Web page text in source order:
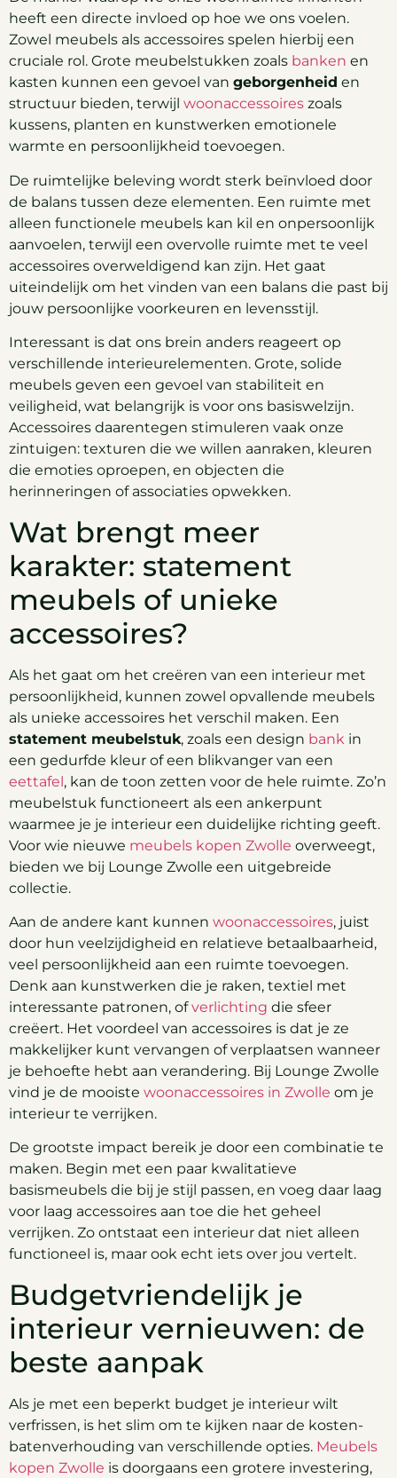
heeft een directe invloed op hoe we ons voelen.
Zowel meubels als accessoires spelen hierbij een
cruciale rol. Grote meubelstukken zoals banken en
kasten kunnen een gevoel van geborgenheid en
structuur bieden, terwijl woonaccessoires zoals
kussens, planten en kunstwerken emotionele
warmte en persoonlijkheid toevoegen.
De ruimtelijke beleving wordt sterk beïnvloed door
de balans tussen deze elementen. Een ruimte met
alleen functionele meubels kan kil en onpersoonlijk
aanvoelen, terwijl een overvolle ruimte met te veel
accessoires overweldigend kan zijn. Het gaat
uiteindelijk om het vinden van een balans die past bij
jouw persoonlijke voorkeuren en levensstijl.
Interessant is dat ons brein anders reageert op
verschillende interieurelementen. Grote, solide
meubels geven een gevoel van stabiliteit en
veiligheid, wat belangrijk is voor ons basiswelzijn.
Accessoires daarentegen stimuleren vaak onze
zintuigen: texturen die we willen aanraken, kleuren
die emoties oproepen, en objecten die
herinneringen of associaties opwekken.
Wat brengt meer
karakter: statement
meubels of unieke
accessoires?
Als het gaat om het creëren van een interieur met
persoonlijkheid, kunnen zowel opvallende meubels
als unieke accessoires het verschil maken. Een
statement meubelstuk, zoals een design bank in
een gedurfde kleur of een blikvanger van een
eettafel, kan de toon zetten voor de hele ruimte. Zo’n
meubelstuk functioneert als een ankerpunt
waarmee je je interieur een duidelijke richting geeft.
Voor wie nieuwe meubels kopen Zwolle overweegt,
bieden we bij Lounge Zwolle een uitgebreide
collectie.
Aan de andere kant kunnen woonaccessoires, juist
door hun veelzijdigheid en relatieve betaalbaarheid,
veel persoonlijkheid aan een ruimte toevoegen.
Denk aan kunstwerken die je raken, textiel met
interessante patronen, ofverlichting die sfeer
creëert. Het voordeel van accessoires is dat je ze
makkelijker kunt vervangen of verplaatsen wanneer
je behoefte hebt aan verandering. Bij Lounge Zwolle
vind je de mooiste woonaccessoires in Zwolle om je
interieur te verrijken.
De grootste impact bereik je door een combinatie te
maken. Begin met een paar kwalitatieve
basismeubels die bij je stijl passen, en voeg daar laag
voor laag accessoires aan toe die het geheel
verrijken. Zo ontstaat een interieur dat niet alleen
functioneel is, maar ook echt iets over jou vertelt.
Budgetvriendelijk je
interieur vernieuwen: de
beste aanpak
Als je met een beperkt budget je interieur wilt
verfrissen, is het slim om te kijken naar de kosten-
batenverhouding van verschillende opties. Meubels
kopen Zwolle is doorgaans een grotere investering,